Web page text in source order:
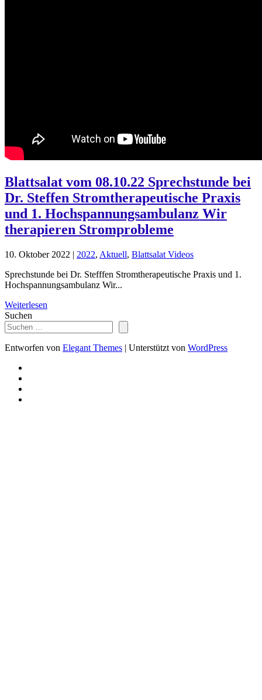
Blattsalat vom 08.10.22 Sprechstunde bei
Dr. Steffen Stromtherapeutische Praxis
und 1. Hochspannungsambulanz Wir
therapieren Stromprobleme
10. Oktober 2022 | 2022, Aktuell, Blattsalat Videos
Sprechstunde bei Dr. Stefffen Stromtherapeutische Praxis und 1.
Hochspannungsambulanz Wir...
Weiterlesen
Suchen
Entworfen von Elegant Themes | Unterstützt von WordPress